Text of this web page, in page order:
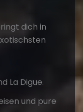
dich in
La Digue.
und pure